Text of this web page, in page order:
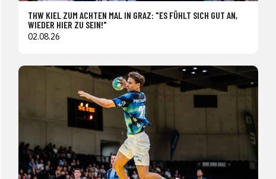
THW KIEL ZUM ACHTEN MAL IN GRAZ: "ES FÜHLT SICH GUT AN,
WIEDER HIER ZU SEIN!"
02.08.26